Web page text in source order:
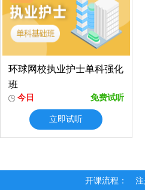
环球网校执业护士单科强化
班
今日 免费试听
立即试听
开课流程：